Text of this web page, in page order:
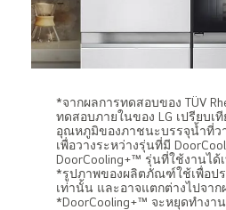
*จากผลการทดสอบของ TÜV
ทดสอบภายในของ LG เปรียบเ
อุณหภูมิของภาชนะบรรจุน้ำที่ว
เพื่อวางระหว่างรุ่นที่มี
DoorCooling+™ รุ่นที่ใช้งานได้
*รูปภาพของผลิตภัณฑ์ใช้เพื่อปร
เท่านั้น และอาจแตกต่างไปจา
*DoorCooling+™ จะหยุดทำงา